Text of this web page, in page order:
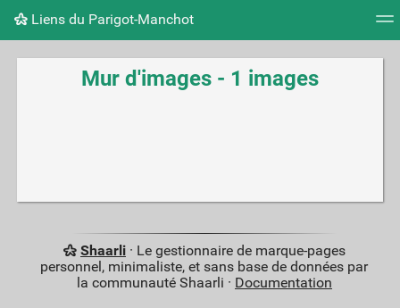
Liens du Parigot-Manchot
Nuage de tags Mur d'images Quotidien Flux
Mur d'images - 1 images
Shaarli· Le gestionnaire de marque-pages
personnel, minimaliste, et sans base de données par
la communauté Shaarli · Documentation